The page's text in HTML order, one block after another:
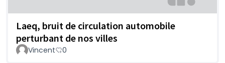
Laeq, bruit de circulation automobile
perturbant de nos villes
Vincent 0